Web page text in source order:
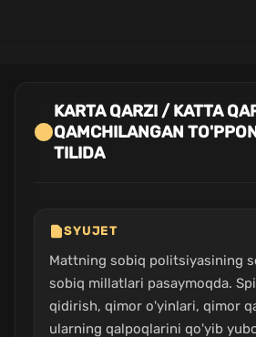
KARTA QARZI / KATTA
QAMCHILANGAN
TILIDA
SYUJET
Mattning sobiq politsiyasining
sobiq millatlari pasaymoqda.
qidirish, qimor o'yinlari, qimor
ularning qalpoqlarini qo'yib